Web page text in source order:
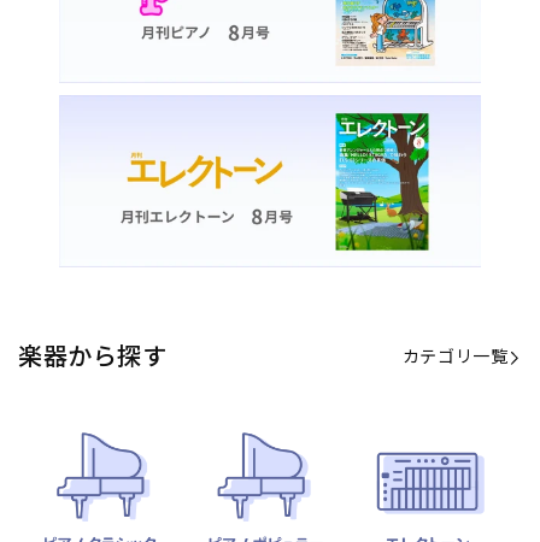
楽器から探す カテゴリ一覧